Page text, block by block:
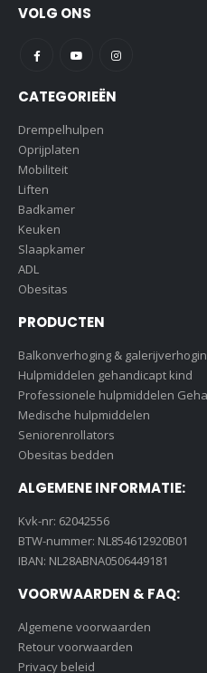
VOLG ONS
CATEGORIEËN
Drempelhulpen
Oprijplaten
Mobiliteit
Liften
Badkamer
Keuken
Slaapkamer
ADL
Obesitas
PRODUCTEN
Balkonverhoging &
Hulpmiddelen gehandicapt kind
Professionele hulpmiddelen
Medische hulpmiddelen
Seniorenrollators
Obesitas bedden
ALGEMENE INFORMATIE:
Kvk-nr: 62042556
BTW-nummer: NL854612920B01
IBAN: NL28ABNA0506449181
VOORWAARDEN & FAQ:
Algemene voorwaarden
Retour voorwaarden
Privacy beleid